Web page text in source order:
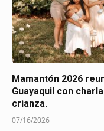
Mamantón 2026
Guayaquil con
crianza.
07/16/2026